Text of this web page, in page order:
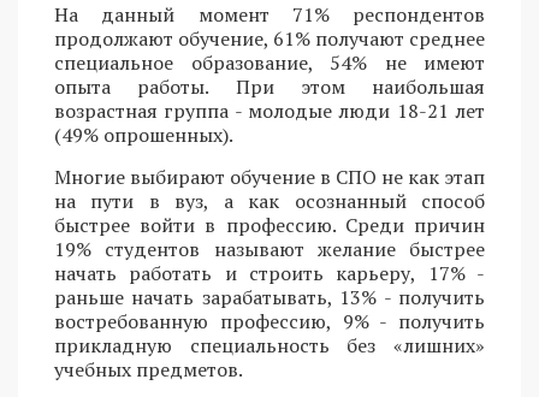
На данный момент 71% респондентов
продолжают обучение, 61% получают среднее
специальное образование, 54% не имеют
опыта работы. При этом наибольшая
возрастная группа - молодые люди 18-21 лет
(49% опрошенных).
Многие выбирают обучение в СПО не как этап
на пути в вуз, а как осознанный способ
быстрее войти в профессию. Среди причин
19% студентов называют желание быстрее
начать работать и строить карьеру, 17% -
раньше начать зарабатывать, 13% - получить
востребованную профессию, 9% - получить
прикладную специальность без «лишних»
учебных предметов.